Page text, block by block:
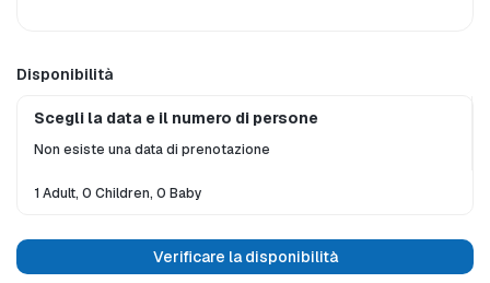
Disponibilità
Scegli la data e il numero di persone
Non esiste una data di prenotazione
1 Adult, 0 Children, 0 Baby
Verificare la disponibilità